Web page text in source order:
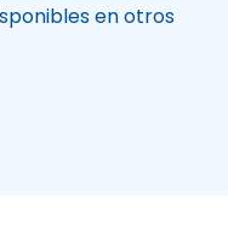
en otros